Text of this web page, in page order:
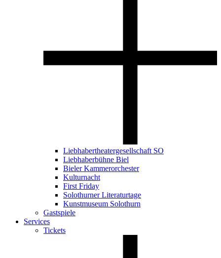
Liebhabertheatergesellschaft SO
Liebhaberbühne Biel
Bieler Kammerorchester
Kulturnacht
First Friday
Solothurner Literaturtage
Kunstmuseum Solothurn
Gastspiele
Services
Tickets